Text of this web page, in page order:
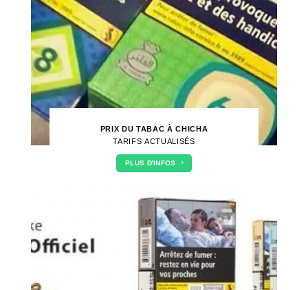
PRIX DU TABAC À CHICHA
TARIFS ACTUALISÉS
PLUS D'INFOS